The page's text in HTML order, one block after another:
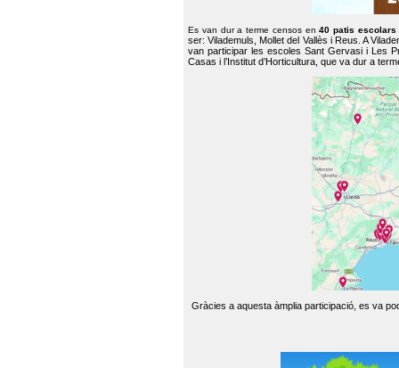
Es van dur a terme censos en40 patis escolars
ser: Vilademuls, Mollet del Vallès i Reus. A
van participar les escoles Sant Gervasi i Les
Casas i l’Institut d’Horticultura, que va dur a
Gràcies a aquesta àmplia participació, es va